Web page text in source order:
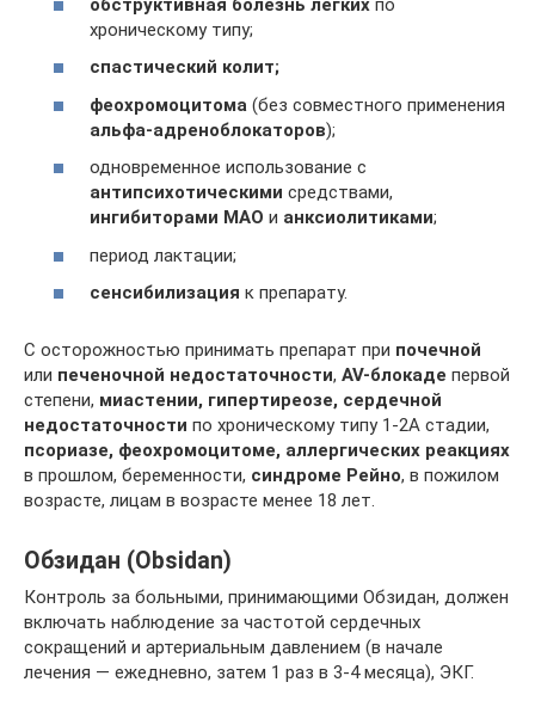
хроническому типу;
спастический колит;
феохромоцитома (без совместного применения
альфа-адреноблокаторов);
одновременное использование с
антипсихотическими средствами,
ингибиторами МАО и анксиолитиками;
период лактации;
сенсибилизация к препарату.
С осторожностью принимать препарат при почечной
или печеночной недостаточности, AV-блокаде первой
степени, миастении, гипертиреозе, сердечной
недостаточности по хроническому типу 1-2A стадии,
псориазе, феохромоцитоме, аллергических реакциях
в прошлом, беременности, синдроме Рейно, в пожилом
возрасте, лицам в возрасте менее 18 лет.
Обзидан (Obsidan)
Контроль за больными, принимающими Обзидан, должен
включать наблюдение за частотой сердечных
сокращений и артериальным давлением (в начале
лечения — ежедневно, затем 1 раз в 3-4 месяца), ЭКГ.